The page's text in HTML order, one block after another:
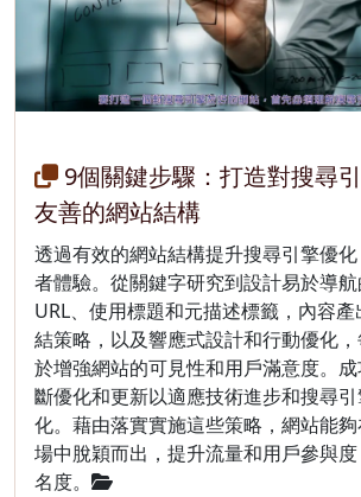
9個關鍵步驟：打造對搜尋
友善的網站結構
透過有效的網站結構提升搜尋引擎優
者體驗。從關鍵字研究到設計易於導
URL、使用標題和元描述標籤，內容
結策略，以及響應式設計和行動優化
於增強網站的可見性和用戶滿意度。
斷優化和更新以適應技術進步和搜尋
化。藉由落實實施這些策略，網站能
場中脫穎而出，提升流量和用戶參與
名度。